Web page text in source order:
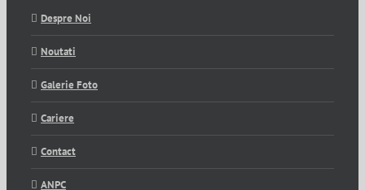
Despre Noi
Noutati
Galerie Foto
Cariere
Contact
ANPC